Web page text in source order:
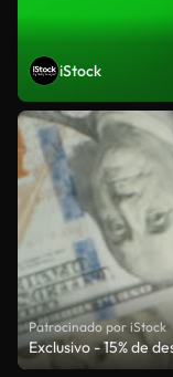
iStock
Patrocinado por iStock
Exclusivo - 15% de